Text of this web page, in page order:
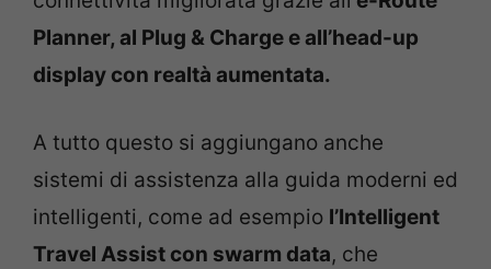
Planner, al Plug & Charge e all’head-up
display con realtà aumentata.
A tutto questo si aggiungano anche
sistemi di assistenza alla guida moderni ed
intelligenti, come ad esempio l’Intelligent
Travel Assist con swarm data, che